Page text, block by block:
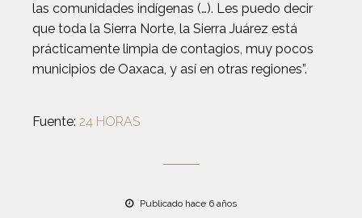
las comunidades indígenas (…). Les puedo decir
que toda la Sierra Norte, la Sierra Juárez está
prácticamente limpia de contagios, muy pocos
municipios de Oaxaca, y así en otras regiones”.
Fuente: 24 HORAS
Publicado hace 6 años